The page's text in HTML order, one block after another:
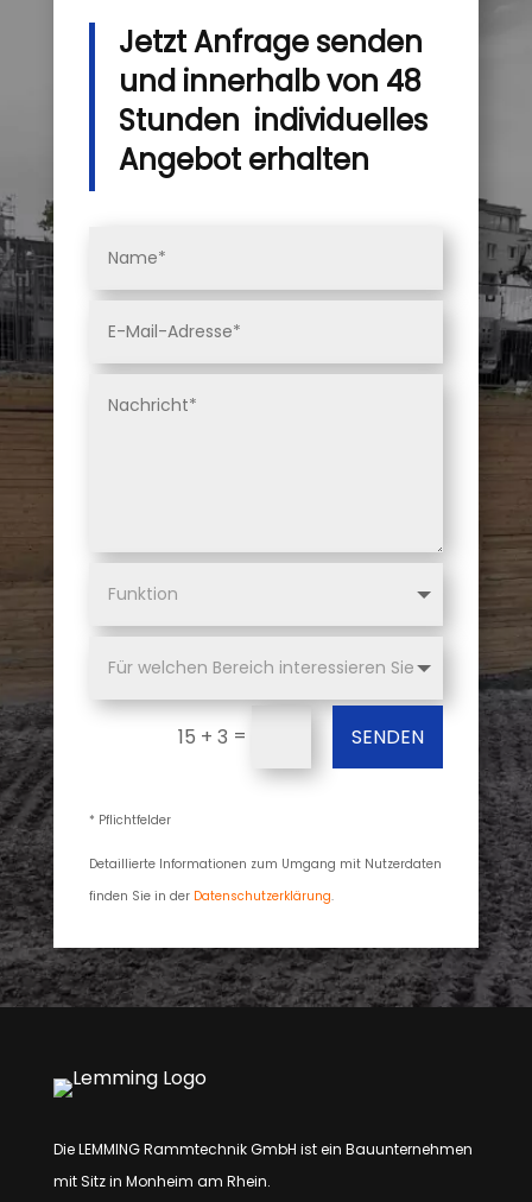
Jetzt Anfrage senden
und innerhalb von 48
Stunden individuelles
Angebot erhalten
15 + 3 = SENDEN
* Pflichtfelder
Detaillierte Informationen zum Umgang mit Nutzerdaten
finden Sie in der Datenschutzerklärung.
Die LEMMING Rammtechnik GmbH ist ein Bauunternehmen
mit Sitz in Monheim am Rhein.